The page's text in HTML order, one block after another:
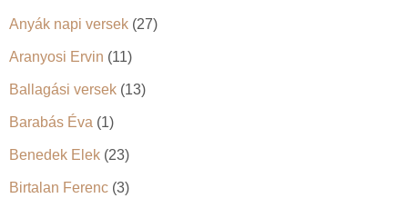
Anyák napi versek (27)
Aranyosi Ervin (11)
Ballagási versek (13)
Barabás Éva (1)
Benedek Elek (23)
Birtalan Ferenc (3)